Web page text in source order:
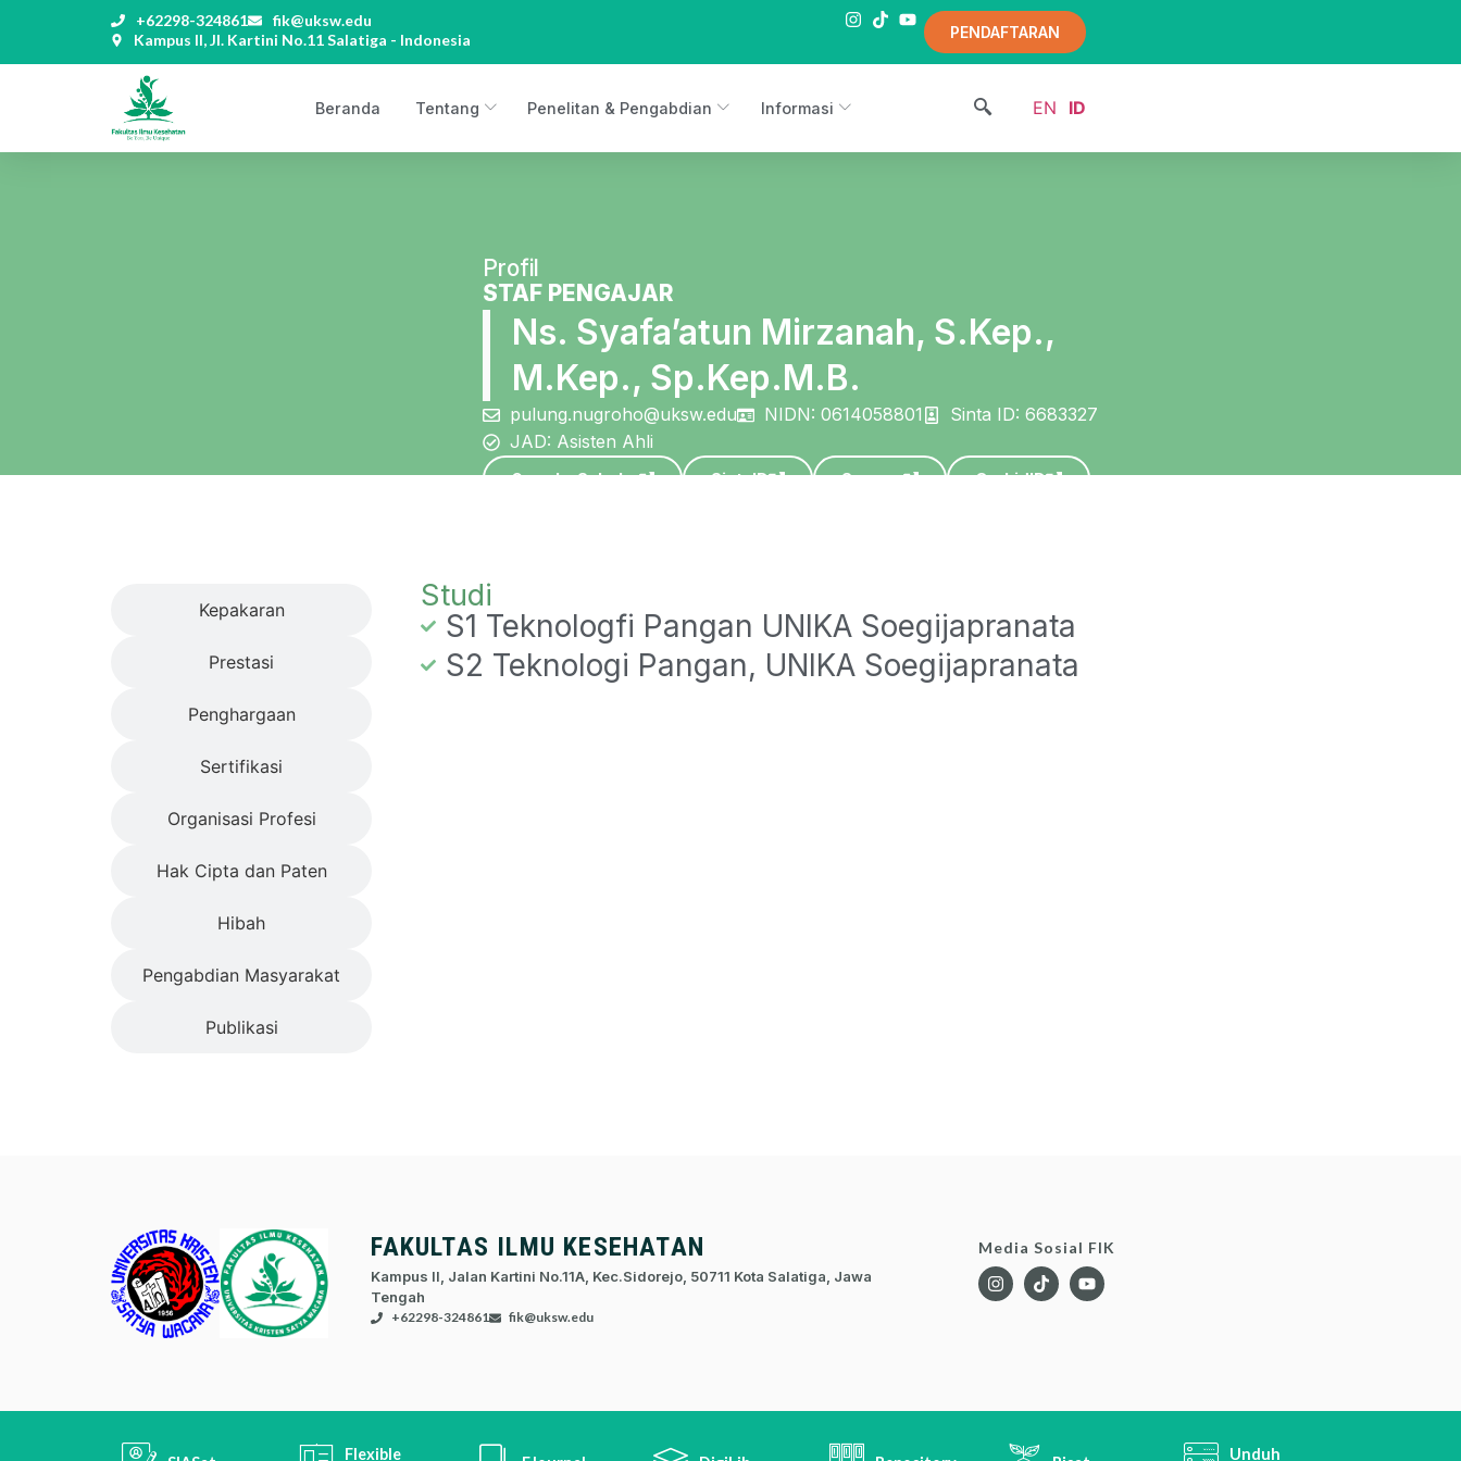
+62298-324861
fik@uksw.edu
Kampus II, Jl. Kartini No.11 Salatiga - Indonesia
PENDAFTARAN
Beranda Tentang Penelitan & Pengabdian Informasi EN ID
Profil
STAF PENGAJAR
Ns. Syafa’atun Mirzanah, S.Kep.,
M.Kep., Sp.Kep.M.B.
pulung.nugroho@uksw.edu NIDN: 0614058801
Sinta ID: 6683327
JAD: Asisten Ahli
Google-Scholar SintaID Scopus OrchidID
Kepakaran
Prestasi
Penghargaan
Sertifikasi
Organisasi Profesi
Hak Cipta dan Paten
Hibah
Pengabdian Masyarakat
Publikasi
Studi
S1 Teknologfi Pangan UNIKA Soegijapranata
S2 Teknologi Pangan, UNIKA Soegijapranata
FAKULTAS ILMU KESEHATAN
Kampus II, Jalan Kartini No.11A, Kec.Sidorejo, 50711 Kota Salatiga, Jawa
Tengah
+62298-324861 fik@uksw.edu
Media Sosial FIK
Flexible Unduh